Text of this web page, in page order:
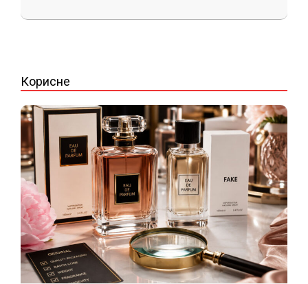
2026-
Корисне